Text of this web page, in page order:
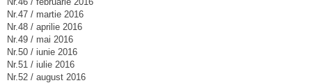
Nr.47 / martie 2016
Nr.48 / aprilie 2016
Nr.49 / mai 2016
Nr.50 / iunie 2016
Nr.51 / iulie 2016
Nr.52 / august 2016